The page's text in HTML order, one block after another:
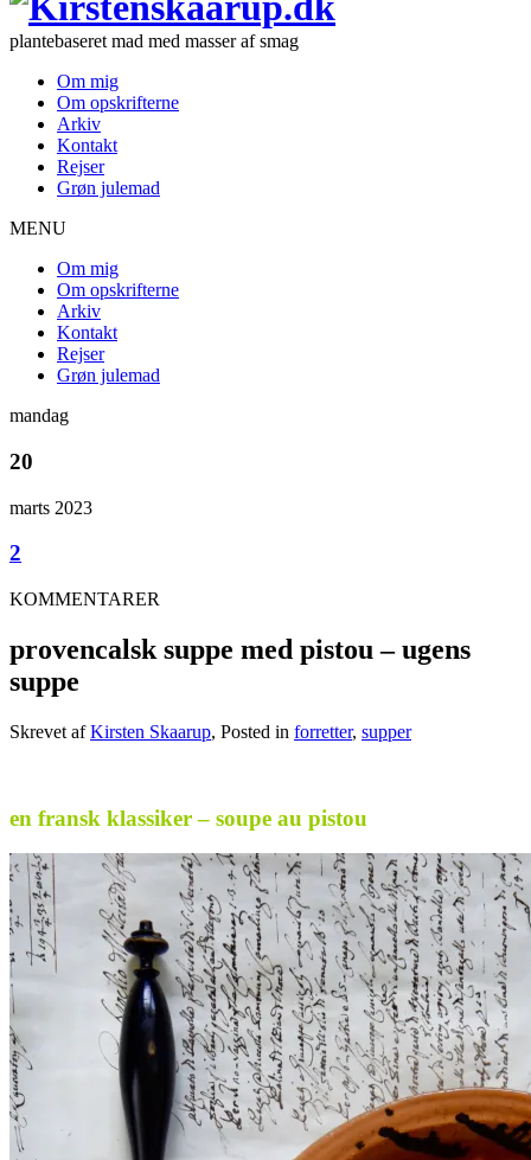
plantebaseret mad med masser af smag
Om mig
Om opskrifterne
Arkiv
Kontakt
Rejser
Grøn julemad
MENU
Om mig
Om opskrifterne
Arkiv
Kontakt
Rejser
Grøn julemad
mandag
20
marts 2023
2
KOMMENTARER
provencalsk suppe med pistou – ugens
suppe
Skrevet afKirsten Skaarup, Posted in forretter, supper
en fransk klassiker – soupe au pistou